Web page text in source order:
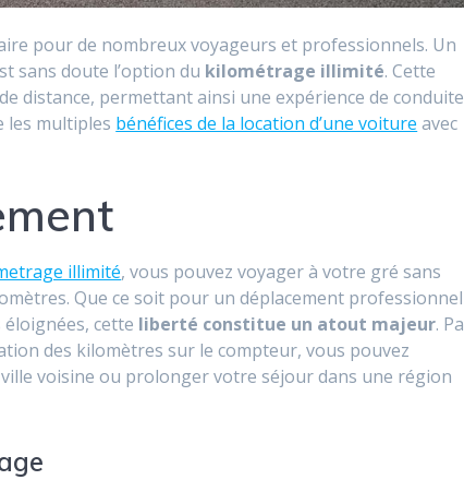
pour de nombreux voyageurs et professionnels. Un
sans doute l’option du kilométrage illimité. Cette
distance, permettant ainsi une expérience de conduite
les multiples bénéfices de la location d’une voiture avec
illimité, vous pouvez voyager à votre gré sans
Que ce soit pour un déplacement professionnel
cette liberté constitue un atout majeur.
des kilomètres sur le compteur, vous pouvez
voisine ou prolonger votre séjour dans une région